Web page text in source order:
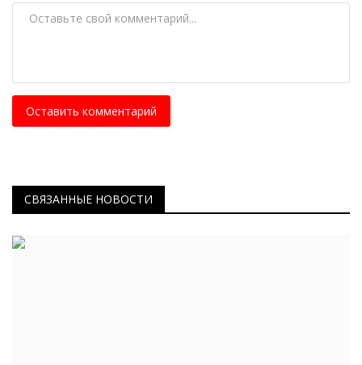
Оставить комментарий
СВЯЗАННЫЕ НОВОСТИ